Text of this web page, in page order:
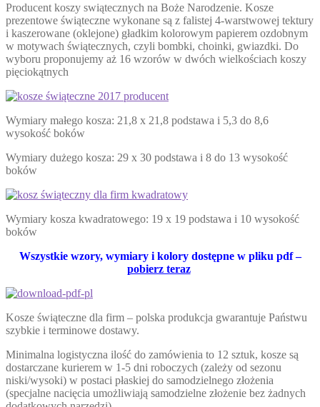
Producent koszy swiątecznych na Boże Narodzenie. Kosze
prezentowe świąteczne wykonane są z falistej 4-warstwowej tektury
i kaszerowane (oklejone) gładkim kolorowym papierem ozdobnym
w motywach świątecznych, czyli bombki, choinki, gwiazdki. Do
wyboru proponujemy aż 16 wzorów w dwóch wielkościach koszy
pięciokątnych
Wymiary małego kosza: 21,8 x 21,8 podstawa i 5,3 do 8,6
wysokość boków
Wymiary dużego kosza: 29 x 30 podstawa i 8 do 13 wysokość
boków
Wymiary kosza kwadratowego: 19 x 19 podstawa i 10 wysokość
boków
Wszystkie wzory, wymiary i kolory dostępne w pliku pdf –
pobierz teraz
Kosze świąteczne dla firm – polska produkcja gwarantuje Państwu
szybkie i terminowe dostawy.
Minimalna logistyczna ilość do zamówienia to 12 sztuk, kosze są
dostarczane kurierem w 1-5 dni roboczych (zależy od sezonu
niski/wysoki) w postaci płaskiej do samodzielnego złożenia
(specjalne nacięcia umożliwiają samodzielne złożenie bez żadnych